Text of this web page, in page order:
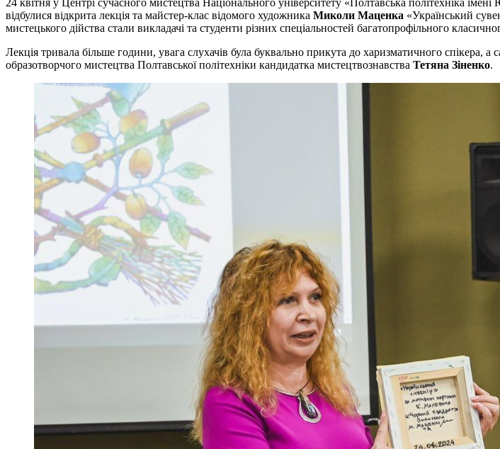
відбулися відкрита лекція та майстер-клас відомого художника Миколи Маценка «Український
мистецького дійства стали викладачі та студенти різних спеціальностей багатопрофільного
Лекція тривала більше години, увага слухачів була буквально прикута до харизматичного спікера, а
образотворчого мистецтва Полтавської політехніки кандидатка мистецтвознавства Тетяна Зіненко.